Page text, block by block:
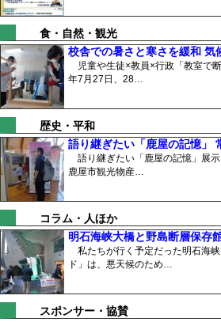
食・自然・観光
校舎での暑さと寒さを緩和
児童や生徒×教員×行政「教室で
年7月27日、28…
歴史・平和
語り継ぎたい「鹿屋の記憶」
語り継ぎたい「鹿屋の記憶」展
鹿屋市観光物産…
コラム・人ほか
明石海峡大橋と野島断層保存
私たちが行く予定だった明石海
ド」は、悪天候のため…
スポンサー・協賛